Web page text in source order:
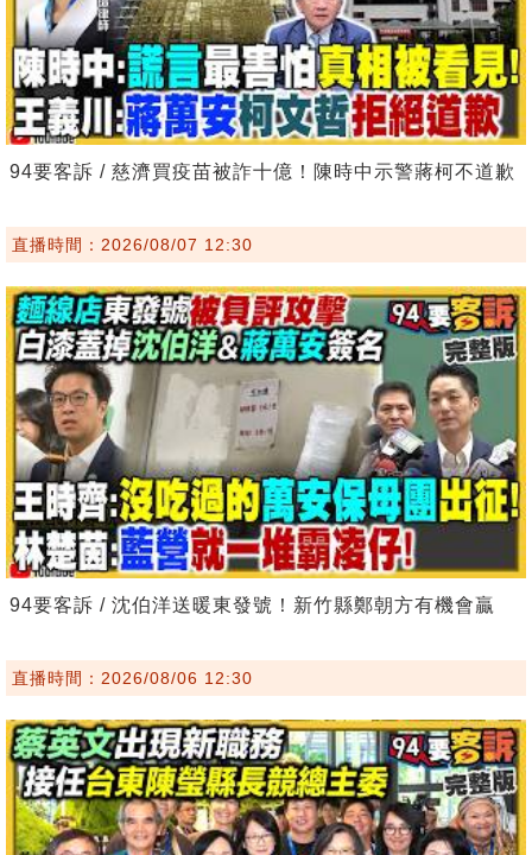
94要客訴 / 慈濟買疫苗被詐十億！陳時中示警蔣柯不道歉
直播時間：2026/08/07 12:30
94要客訴 / 沈伯洋送暖東發號！新竹縣鄭朝方有機會贏
直播時間：2026/08/06 12:30